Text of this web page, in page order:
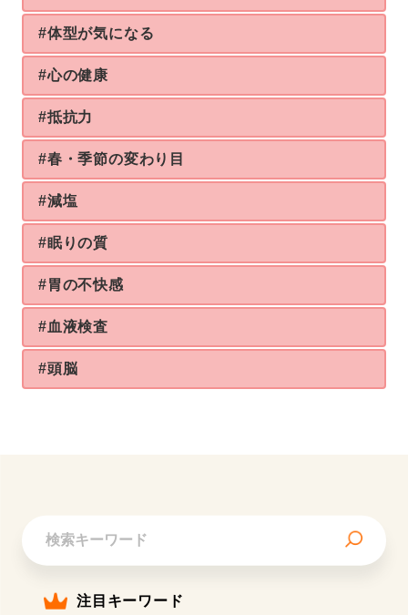
#体型が気になる
#心の健康
#抵抗力
#春・季節の変わり目
#減塩
#眠りの質
#胃の不快感
#血液検査
#頭脳
注目キーワード